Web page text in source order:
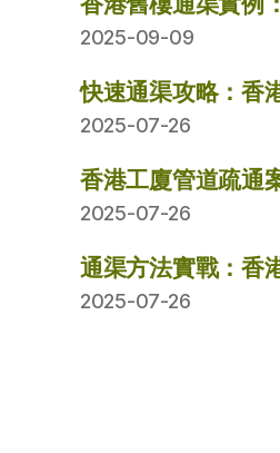
2025-09-09
快速通渠攻略：香
2025-07-26
香港工廈管道疏通
2025-07-26
通渠方法實戰：香
2025-07-26